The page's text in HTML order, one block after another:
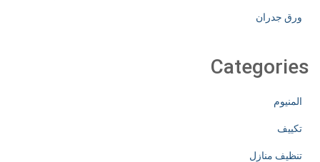
ورق جدران
Categories
المنيوم
تكييف
تنظيف منازل